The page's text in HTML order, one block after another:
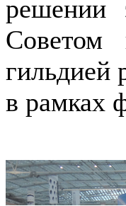
решении
Советом
гильдией
в рамках